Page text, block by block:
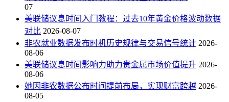
07
美联储议息时间入门教程：过去10年黄金价格波动数据
对比 2026-08-07
非农就业数据发布时机历史规律与交易信号统计 2026-
08-06
美联储议息时间影响力助力贵金属市场价值提升 2026-
08-06
她因非农数据公布时间提前布局，实现财富跨越 2026-
08-05